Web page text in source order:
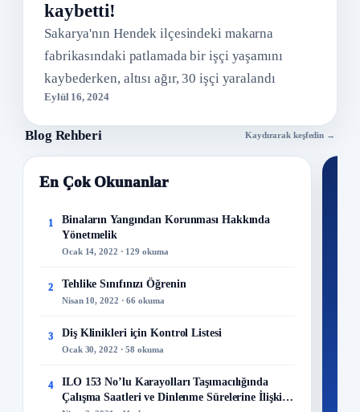
kaybetti!
Sakarya'nın Hendek ilçesindeki makarna
fabrikasındaki patlamada bir işçi yaşamını
kaybederken, altısı ağır, 30 işçi yaralandı
Eylül 16, 2024
Blog Rehberi Kaydırarak keşfedin →
En Çok Okunanlar
1
Binaların Yangından Korunması Hakkında
Yönetmelik
Ocak 14, 2022 · 129 okuma
2 Tehlike Sınıfınızı Öğrenin
Nisan 10, 2022 · 66 okuma
3 Diş Klinikleri için Kontrol Listesi
Ocak 30, 2022 · 58 okuma
4
ILO 153 No’lu Karayolları Taşımacılığında
Çalışma Saatleri ve Dinlenme Sürelerine İlişkin